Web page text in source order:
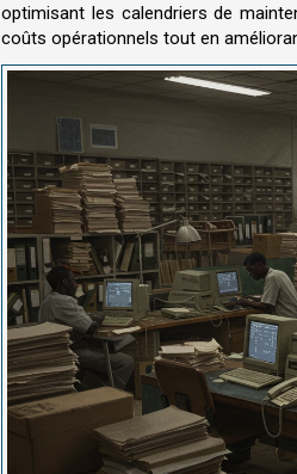
optimisant les calendriers de
coûts opérationnels tout en